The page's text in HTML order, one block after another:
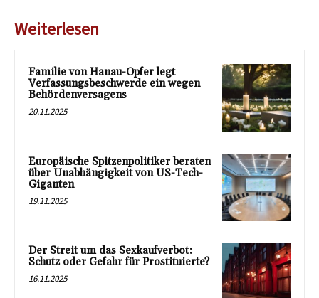
Weiterlesen
Familie von Hanau-Opfer legt
Verfassungsbeschwerde ein wegen
Behördenversagens
20.11.2025
Europäische Spitzenpolitiker beraten
über Unabhängigkeit von US-Tech-
Giganten
19.11.2025
Der Streit um das Sexkaufverbot:
Schutz oder Gefahr für Prostituierte?
16.11.2025